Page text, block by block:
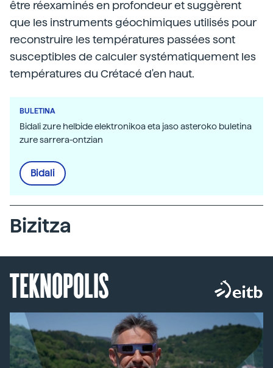
être réexaminés en profondeur et suggèrent
que les instruments géochimiques utilisés pour
reconstruire les températures passées sont
susceptibles de calculer systématiquement les
températures du Crétacé d'en haut.
BULETINA
Bidali zure helbide elektronikoa eta jaso asteroko buletina
zure sarrera-ontzian
Bidali
Bizitza
TEKNOPOLIS